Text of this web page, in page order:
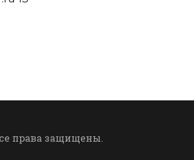
права защищены.